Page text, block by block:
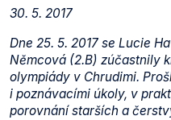
30. 5. 2017
Dne 25. 5. 2017 se Lucie
Němcová (2.B) zúčastnily
olympiády v Chrudimi.
i poznávacími úkoly, v
porovnání starších a